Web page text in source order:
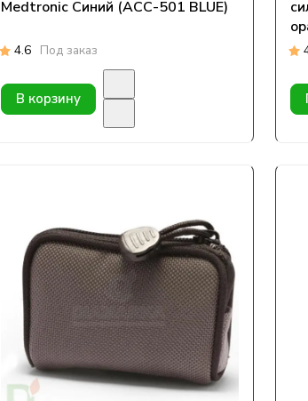
Medtronic Синий (ACC-501 BLUE)
4.6 Под заказ
В корзину